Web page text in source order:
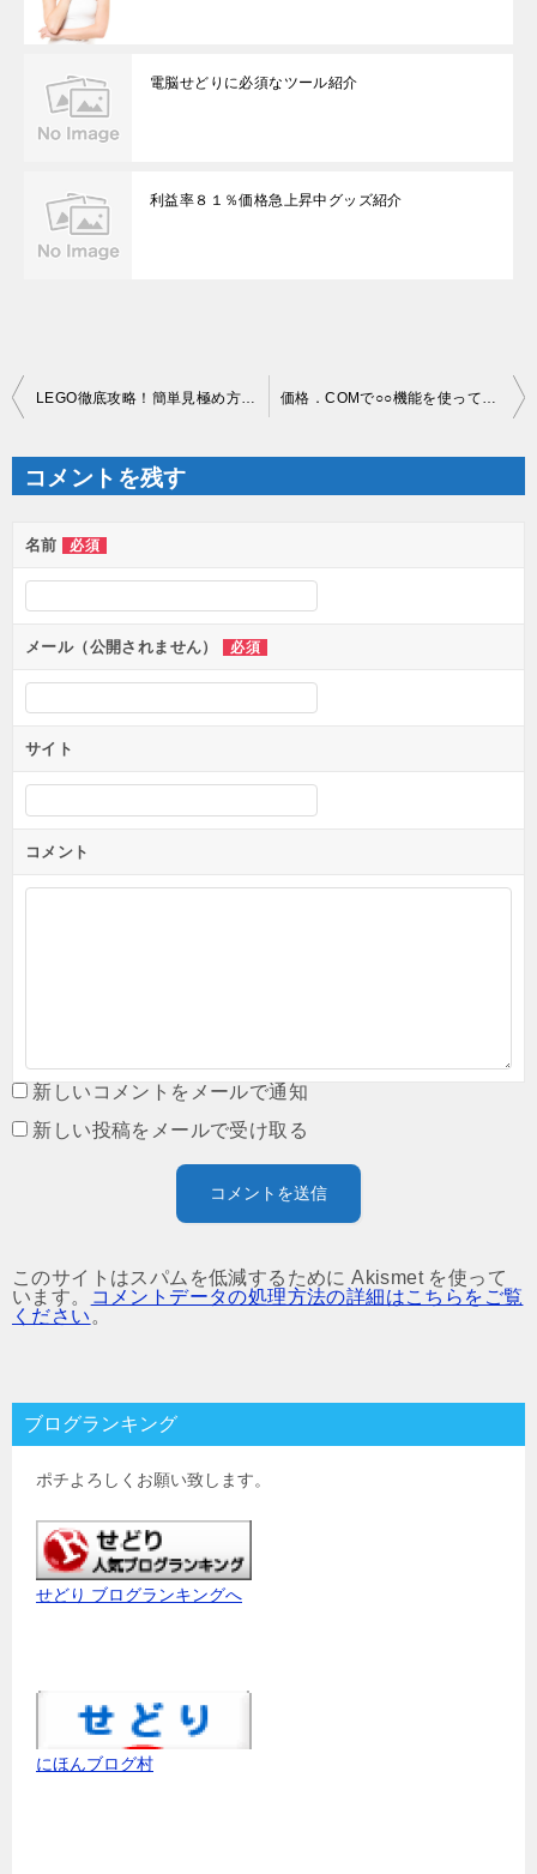
電脳せどりに必須なツール紹介
利益率８１％価格急上昇中グッズ紹介
投
稿
ナ
ゲ
ー
シ
ン
コメントを残す
名前 必須
メール（公開されません） 必須
サイト
コメント
新しいコメントをメールで通知
新しい投稿をメールで受け取る
このサイトはスパムを低減するために Akismet を使って
います。
コメントデータの処理方法の詳細はこちらをご覧
ください 。
ブログランキング
ポチよろしくお願い致します。
せどり ブログランキングへ
にほんブログ村